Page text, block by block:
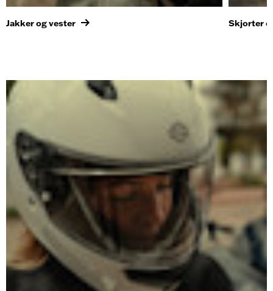
Jakker og vester Skjorter